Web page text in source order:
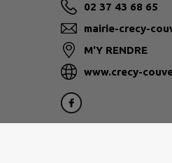
02 37 43 68 65
mairie-crecy-
M'Y RENDRE
www.crecy-